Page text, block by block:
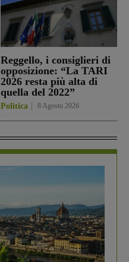
Reggello, i consiglieri di
opposizione: “La TARI
2026 resta più alta di
quella del 2022”
Politica 8 Agosto 2026